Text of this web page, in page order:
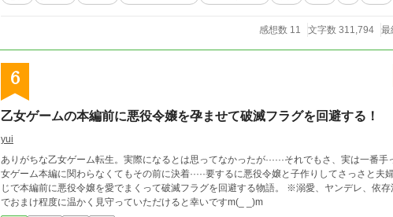
感想数 11 文字数 311,794 最
6
乙女ゲームの本編前に悪役令嬢を孕ませて破滅フラグを回避する！
yui
ありがちな乙女ゲーム転生。実際になるとは思ってなかったが······それでもさ、実は一番
女ゲーム本編に関わらなくてもその前に決着·····要するに悪役令嬢と子作りしてさっさと夫婦になればいい
じで本編前に悪役令嬢を愛でまくって破滅フラグを回避する物語。 ※溺愛、ヤンデレ、依
でおまけ程度に温かく見守っていただけると幸いですm(_ _)m